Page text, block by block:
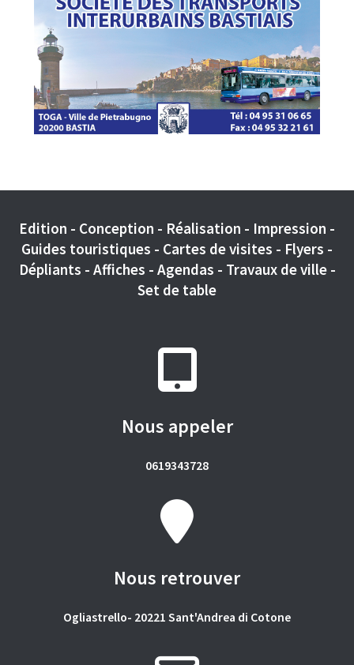
Edition - Conception - Réalisation - Impression -
Guides touristiques - Cartes de visites - Flyers -
Dépliants - Affiches - Agendas - Travaux de ville -
Set de table
Nous appeler
0619343728
Nous retrouver
Ogliastrello- 20221 Sant'Andrea di Cotone